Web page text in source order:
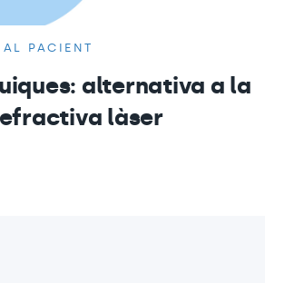
PACIENT
alternativa a la
làser